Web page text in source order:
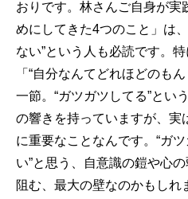
おりです。林さんご自身が実
めにしてきた4つのこと」は
ない”という人も必読です。
「“自分なんてどれほどのも
一節。“ガツガツしてる”とい
の響きを持っていますが、実
に重要なことなんです。“ガ
い”と思う、自意識の鎧や心
阻む、最大の壁なのかもしれ